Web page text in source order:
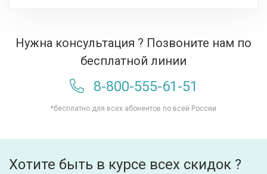
Нужна консультация ? Позвоните нам по
бесплатной линии
8-800-555-61-51
*бесплатно для всех абонентов по всей России
Хотите быть в курсе всех скидок ?